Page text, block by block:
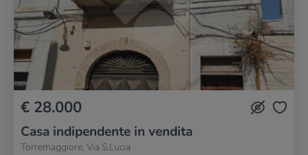
€ 28.000
Casa indipendente in vendita
Torremaggiore, Via S.Lucia